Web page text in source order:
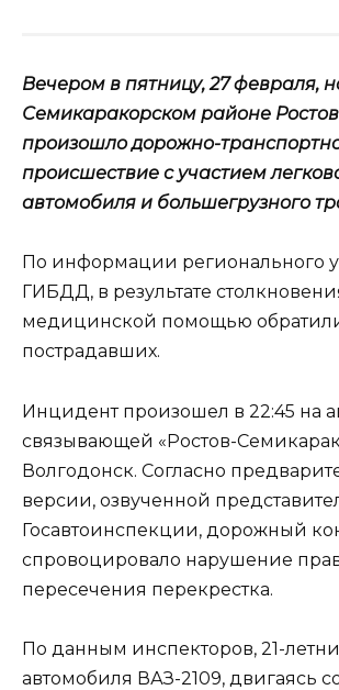
Вечером в пятницу, 27 февраля,
Семикаракорском районе
произошло дорожно-
происшествие с участием
автомобиля и большегрузного
По информации регионального
ГИБДД, в результате
медицинской помощью
пострадавших.
Инцидент произошел в 22:45 на
связывающей «Ростов-
Волгодонск. Согласно
версии, озвученной
Госавтоинспекции, дорожный
спровоцировало нарушение
пересечения перекрестка.
По данным инспекторов, 21-
автомобиля ВАЗ-2109, двигаясь